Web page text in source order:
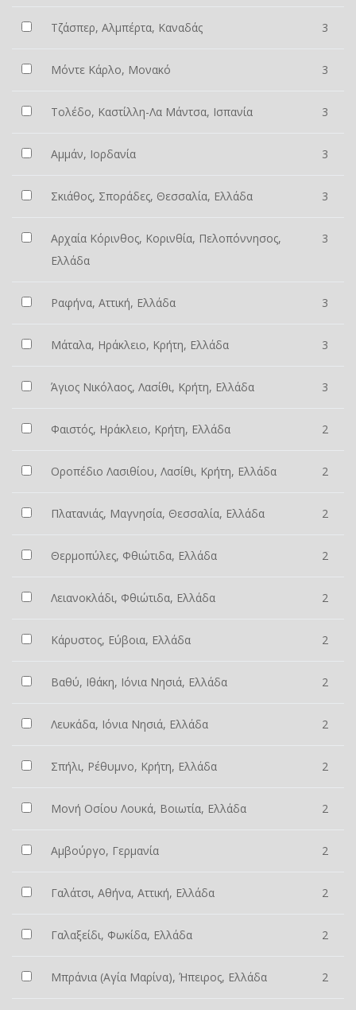
Τζάσπερ, Αλμπέρτα, Καναδάς 3
Μόντε Κάρλο, Μονακό 3
Τολέδο, Καστίλλη-Λα Μάντσα, Ισπανία 3
Αμμάν, Ιορδανία 3
Σκιάθος, Σποράδες, Θεσσαλία, Ελλάδα 3
Αρχαία Κόρινθος, Κορινθία, Πελοπόννησος,
Ελλάδα
3
Ραφήνα, Αττική, Ελλάδα 3
Μάταλα, Ηράκλειο, Κρήτη, Ελλάδα 3
Άγιος Νικόλαος, Λασίθι, Κρήτη, Ελλάδα 3
Φαιστός, Ηράκλειο, Κρήτη, Ελλάδα 2
Οροπέδιο Λασιθίου, Λασίθι, Κρήτη, Ελλάδα 2
Πλατανιάς, Μαγνησία, Θεσσαλία, Ελλάδα 2
Θερμοπύλες, Φθιώτιδα, Ελλάδα 2
Λειανοκλάδι, Φθιώτιδα, Ελλάδα 2
Κάρυστος, Εύβοια, Ελλάδα 2
Βαθύ, Ιθάκη, Ιόνια Νησιά, Ελλάδα 2
Λευκάδα, Ιόνια Νησιά, Ελλάδα 2
Σπήλι, Ρέθυμνο, Κρήτη, Ελλάδα 2
Μονή Οσίου Λουκά, Βοιωτία, Ελλάδα 2
Αμβούργο, Γερμανία 2
Γαλάτσι, Αθήνα, Αττική, Ελλάδα 2
Γαλαξείδι, Φωκίδα, Ελλάδα 2
Μπράνια (Αγία Μαρίνα), Ήπειρος, Ελλάδα 2